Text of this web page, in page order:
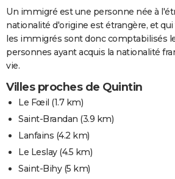
Un immigré est une personne née à
nationalité d'origine est étrangère, et
les immigrés sont donc comptabilisés
personnes ayant acquis la nationalité
vie.
Villes proches de Quintin
Le Fœil (1.7 km)
Saint-Brandan (3.9 km)
Lanfains (4.2 km)
Le Leslay(4.5 km)
Saint-Bihy(5 km)